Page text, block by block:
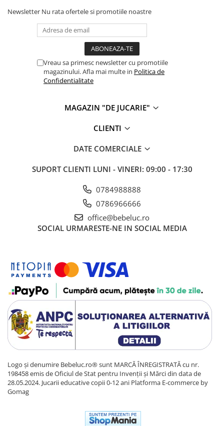
Newsletter Nu rata ofertele si promotiile noastre
Vreau sa primesc newsletter cu promotiile
magazinului. Afla mai multe in Politica de
Confidentialitate
MAGAZIN "DE JUCARIE"
CLIENTI
DATE COMERCIALE
SUPORT CLIENTI LUNI - VINERI: 09:00 - 17:30
0784988888
0786966666
office@bebeluc.ro
SOCIAL URMARESTE-NE IN SOCIAL MEDIA
Logo și denumire Bebeluc.ro® sunt MARCĂ ÎNREGISTRATĂ cu nr.
198458 emis de Oficiul de Stat pentru Invenții și Mărci din data de
28.05.2024. Jucarii educative copii 0-12 ani Platforma E-commerce by
Gomag